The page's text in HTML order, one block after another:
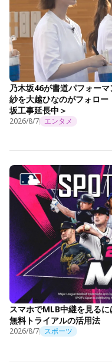
乃木坂46が書道パフォー
紗を大越ひなのがフォロ
坂工事延長中＞
2026/8/7 エンタメ
スマホでMLB中継を見る
無料トライアルの活用法
2026/8/7 スポーツ